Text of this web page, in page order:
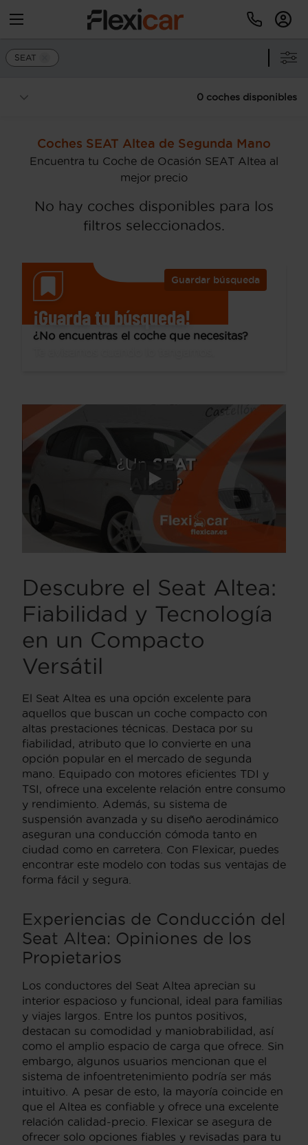
SEAT
0 coches disponibles
Coches SEAT Altea de Segunda Mano
Encuentra tu Coche de Ocasión SEAT Altea al
mejor precio
No hay coches disponibles para los
filtros seleccionados.
Guardar búsqueda
¡Guarda tu búsqueda!
¿No encuentras el coche que necesitas?
Descubre el Seat Altea:
Fiabilidad y Tecnología
en un Compacto
Versátil
El Seat Altea es una opción excelente para
aquellos que buscan un coche compacto con
altas prestaciones técnicas. Destaca por su
fiabilidad, atributo que lo convierte en una
opción popular en el mercado de segunda
mano. Equipado con motores eficientes TDI y
TSI, ofrece una excelente relación entre consumo
y rendimiento. Además, su sistema de
suspensión avanzada y su diseño aerodinámico
aseguran una conducción cómoda tanto en
ciudad como en carretera. Con Flexicar, puedes
encontrar este modelo con todas sus ventajas de
forma fácil y segura.
Experiencias de Conducción del
Seat Altea: Opiniones de los
Propietarios
Los conductores del Seat Altea aprecian su
interior espacioso y funcional, ideal para familias
y viajes largos. Entre los puntos positivos,
destacan su comodidad y maniobrabilidad, así
como el amplio espacio de carga que ofrece. Sin
embargo, algunos usuarios mencionan que el
sistema de infoentretenimiento podría ser más
intuitivo. A pesar de esto, la mayoría coincide en
que el Altea es confiable y ofrece una excelente
relación calidad-precio. Flexicar se asegura de
ofrecer solo opciones fiables y revisadas para tu